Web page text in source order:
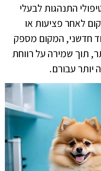
התנהגות לבעלי
לאחר פציעות או
חדשני, המקום מספק
תוך שמירה על רווחת
יותר עבורם.